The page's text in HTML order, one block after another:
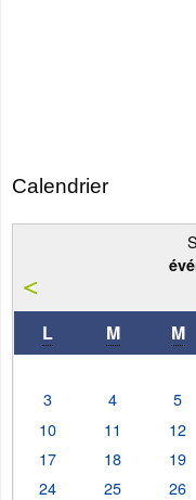
Calendrier
L M M
3
4 5
10
11 12
17
18 19
24
25 26